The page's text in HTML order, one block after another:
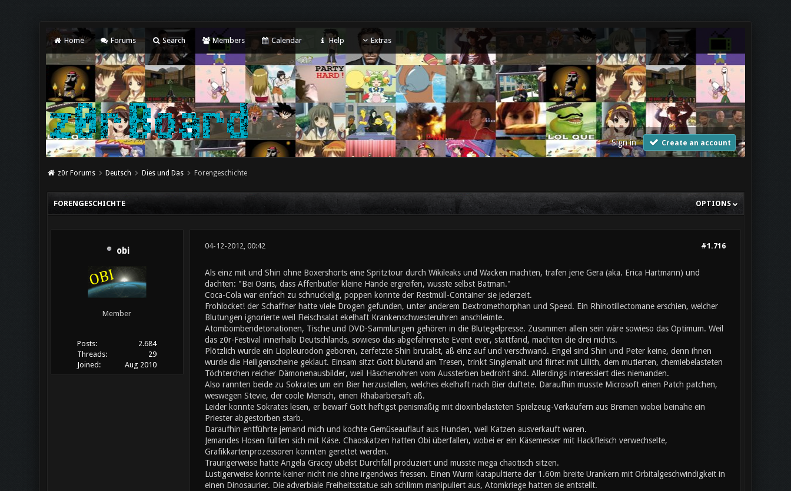
Home Forums Search Members Calendar Help Extras
Sign in Create an account
z0r Forums Deutsch Dies und Das Forengeschichte
OPTIONS
FORENGESCHICHTE
obi
Member
Posts:
2.684
Threads:
29
Joined:
Aug 2010
#1.716
04-12-2012, 00:42
Als einz mit und Shin ohne Boxershorts eine Spritztour durch Wikileaks und Wacken machten, trafen jene Gera (aka. Erica Hartmann) und
dachten: "Bei Osiris, dass Affenbutler kleine Hände ergreifen, wusste selbst Batman."
Coca-Cola war einfach zu schnuckelig, poppen konnte der Restmüll-Container sie jederzeit.
Frohlocket! der Schaffner hatte viele Drogen gefunden, unter anderem Dextromethorphan und Speed. Ein Rhinotillectomane erschien, welcher
Blutungen ignorierte weil Fleischsalat ekelhaft Krankenschwesteruhren anschleimte.
Atombombendetonationen, Tische und DVD-Sammlungen gehören in die Blutegelpresse. Zusammen allein sein wäre sowieso das Optimum. Weil
das z0r-Festival innerhalb Deutschlands, sowieso das abgefahrenste Event ever, stattfand, machten die drei nichts.
Plötzlich wurde ein Liopleurodon geboren, zerfetzte Shin brutalst, aß einz auf und verschwand. Engel sind Shin und Peter keine, denn ihnen
wurde die Heiligenscheine geklaut. Einsam sitzt Gott blutend am Tresen, trinkt Singlemalt und flirtet mit Lillith, dem mutierten, chemiebelasteten
Töchterchen reicher Dämonenausbilder, weil Häschenohren vom Aussterben bedroht sind. Allerdings interessiert dies niemanden.
Also rannten beide zu Sokrates um ein Bier herzustellen, welches ekelhaft nach Bier duftete. Daraufhin musste Microsoft einen Patch patchen,
weswegen Stevie, der coole Mensch, einen Rhabarbersaft aß.
Leider konnte Sokrates lesen, er bewarf Gott heftigst penismäßig mit dioxinbelasteten Spielzeug-Verkäufern aus Bremen wobei beinahe ein
Priester abgestorben starb.
Daraufhin entführte jemand mich und kochte Gemüseauflauf aus Hunden, weil Katzen ausverkauft waren.
Jemandes Hosen füllten sich mit Käse. Chaoskatzen hatten Obi überfallen, wobei er ein Käsemesser mit Hackfleisch verwechselte,
Grafikkartenprozessoren konnten gerettet werden.
Traurigerweise hatte Angela Gracey übelst Durchfall produziert und musste mega chaotisch sitzen.
Lustigerweise konnte keiner nicht nie ohne irgendwas fressen. Einen Wurm katapultierte der 1.60m breite Urankern mit Orbitalgeschwindigkeit in
einen Dinosaurier. Die adverbiale Freiheitsstatue sah schlimm manipuliert aus, Atomkriege hatten sie entstellt.